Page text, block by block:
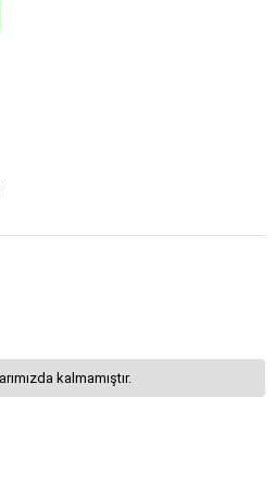
kalmamıştır.